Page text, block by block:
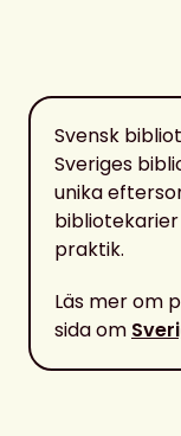
Svensk
Sveriges
unika
praktik.
Läs mer om
sida om